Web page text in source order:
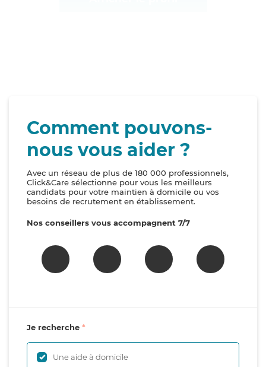
Comment pouvons-
nous vous aider ?
Avec un réseau de plus de 180 000 professionnels,
Click&Care sélectionne pour vous les meilleurs
candidats pour votre maintien à domicile ou vos
besoins de recrutement en établissement.
Nos conseillers vous accompagnent 7/7
Je recherche
Une aide à domicile